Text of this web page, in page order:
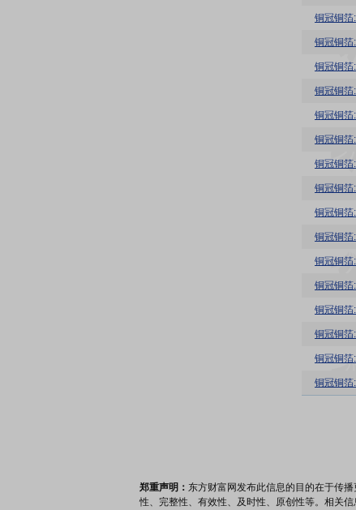
铜冠铜
铜冠铜
铜冠铜箔
铜冠铜
铜冠铜
铜冠铜
铜冠铜
铜冠铜
铜冠铜
铜冠铜
铜冠铜
铜冠铜
铜冠铜
铜冠铜箔
郑重声明： 东方财富网发布此信息的目的在于传
性、完整性、有效性、及时性、原创性等。相关